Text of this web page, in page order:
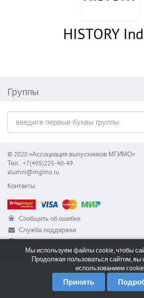
HISTORY
Группы
© 2020 «Ассоциация выпускников МГИМО»
Тел.: +7(495)225-40-49
alumni@mgimo.ru
Контакты
Сообщить об ошибке
Служба поддержки
RSS
Мы используем файлы cookie, чтобы
Продолжая пользоваться сайтом, вы
использованием
Принять